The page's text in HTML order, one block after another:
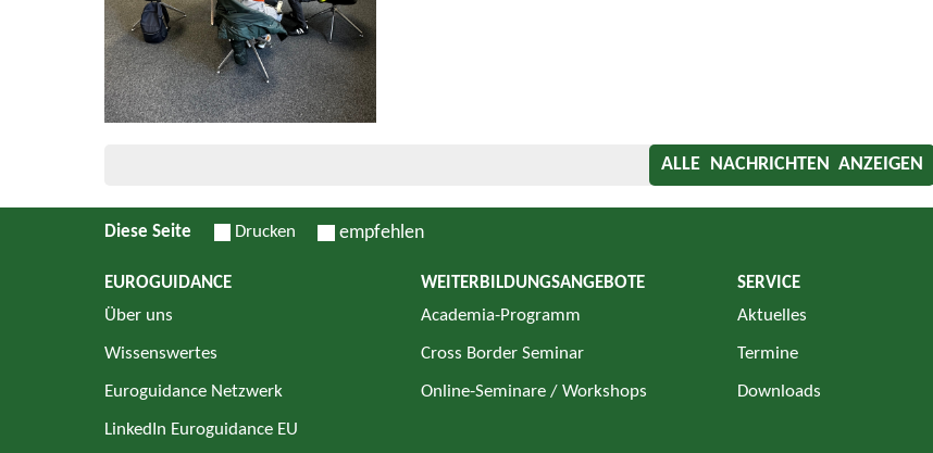
ALLE NACHRICHTEN ANZEIGEN
Diese Seite Drucken empfehlen
EUROGUIDANCE
Über uns
Wissenswertes
Euroguidance Netzwerk
LinkedIn Euroguidance EU
WEITERBILDUNGSANGEBOTE
Academia-Programm
Cross Border Seminar
Online-Seminare / Workshops
SERVICE
Aktuelles
Termine
Downloads